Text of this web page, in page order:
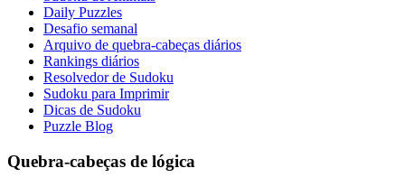
Daily Puzzles
Desafio semanal
Arquivo de quebra-cabeças diários
Rankings diários
Resolvedor de Sudoku
Sudoku para Imprimir
Dicas de Sudoku
Puzzle Blog
Quebra-cabeças de lógica